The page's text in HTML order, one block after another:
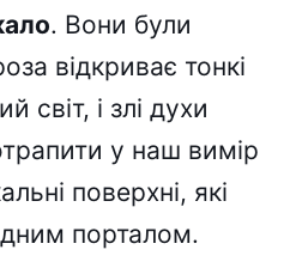
. Вони були
відкриває тонкі
світ, і злі духи
у наш вимір
поверхні, які
порталом.